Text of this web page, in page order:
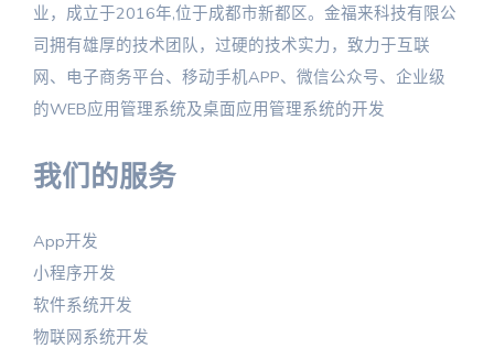
业，成立于2016年,位于成都市新都区。金福来科技有限公
司拥有雄厚的技术团队，过硬的技术实力，致力于互联
网、电子商务平台、移动手机APP、微信公众号、企业级
的WEB应用管理系统及桌面应用管理系统的开发
我们的服务
App开发
小程序开发
软件系统开发
物联网系统开发